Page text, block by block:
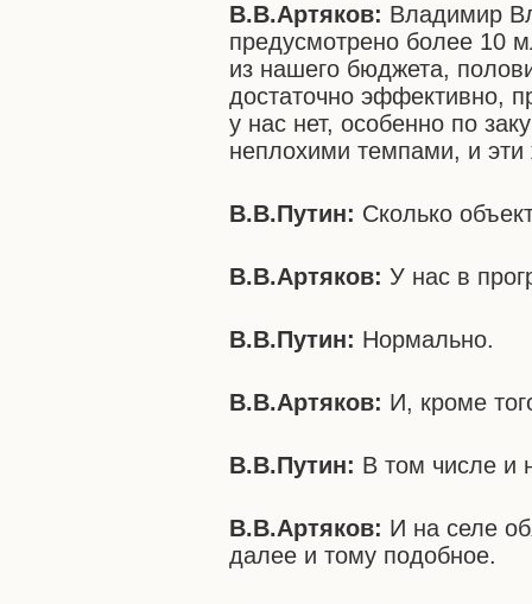
В.В.Артяков: Владимир
предусмотрено более 10
из нашего бюджета,
достаточно эффективно,
у нас нет, особенно по
неплохими темпами, и
В.В.Путин: Сколько
В.В.Артяков: У нас в
В.В.Путин: Нормально.
В.В.Артяков: И, кроме
В.В.Путин: В том числе и
В.В.Артяков: И на селе
далее и тому подобное.